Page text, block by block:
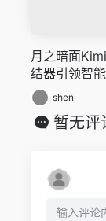
月之暗面
结器引领智
shen
暂无评